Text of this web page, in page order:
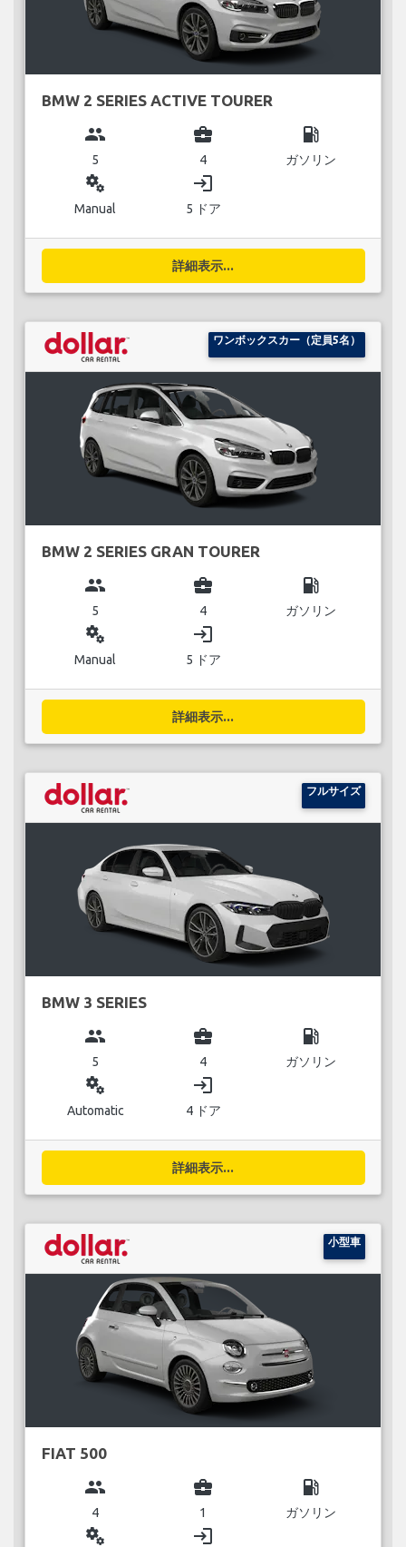
BMW 2 SERIES ACTIVE TOURER
group
5
business_center
4
local_gas_station
ガソリン
miscellaneous_services
Manual
login
5 ドア
詳細表示...
ワンボックスカー（定員5名）
BMW 2 SERIES GRAN TOURER
group
5
business_center
4
local_gas_station
ガソリン
miscellaneous_services
Manual
login
5 ドア
詳細表示...
フルサイズ
BMW 3 SERIES
group
5
business_center
4
local_gas_station
ガソリン
miscellaneous_services
Automatic
login
4 ドア
詳細表示...
小型車
FIAT 500
group
4
business_center
1
local_gas_station
ガソリン
miscellaneous_services login